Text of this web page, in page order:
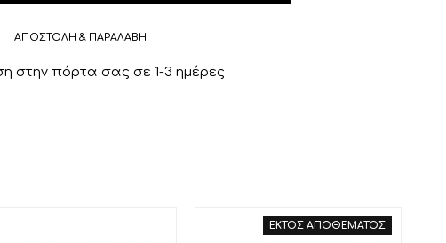
ΑΠΟΣΤΟΛΗ & ΠΑΡΑΛΑΒΗ
στην πόρτα σας σε 1-3 ημέρες
ΕΚΤΟΣ ΑΠΟΘΕΜΑΤΟΣ